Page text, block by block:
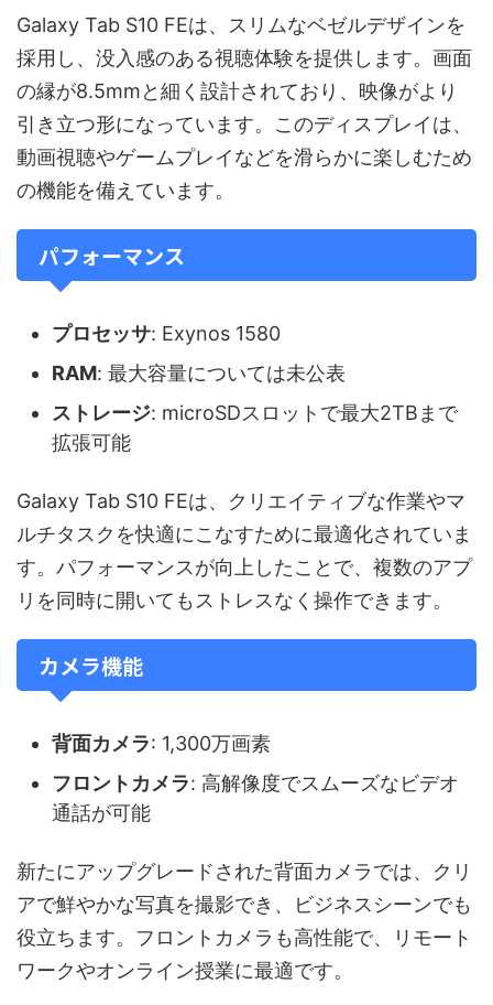
Galaxy Tab S10 FEは、スリムなベゼルデザインを
採用し、没入感のある視聴体験を提供します。画面
の縁が8.5mmと細く設計されており、映像がより
引き立つ形になっています。このディスプレイは、
動画視聴やゲームプレイなどを滑らかに楽しむため
の機能を備えています。
パフォーマンス
プロセッサ: Exynos 1580
RAM: 最大容量については未公表
ストレージ: microSDスロットで最大2TBまで
拡張可能
Galaxy Tab S10 FEは、クリエイティブな作業やマ
ルチタスクを快適にこなすために最適化されていま
す。パフォーマンスが向上したことで、複数のアプ
リを同時に開いてもストレスなく操作できます。
カメラ機能
背面カメラ: 1,300万画素
フロントカメラ: 高解像度でスムーズなビデオ
通話が可能
新たにアップグレードされた背面カメラでは、クリ
アで鮮やかな写真を撮影でき、ビジネスシーンでも
役立ちます。フロントカメラも高性能で、リモート
ワークやオンライン授業に最適です。